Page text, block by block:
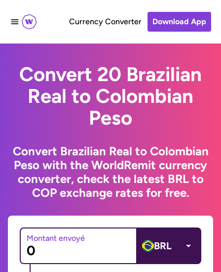
Currency Converter Download App
Convert 20 Brazilian
Real to Colombian
Peso
Convert Brazilian Real to Colombian
Peso with the WorldRemit currency
converter, check the latest BRL to
COP exchange rates for free.
Montant envoyé
BRL